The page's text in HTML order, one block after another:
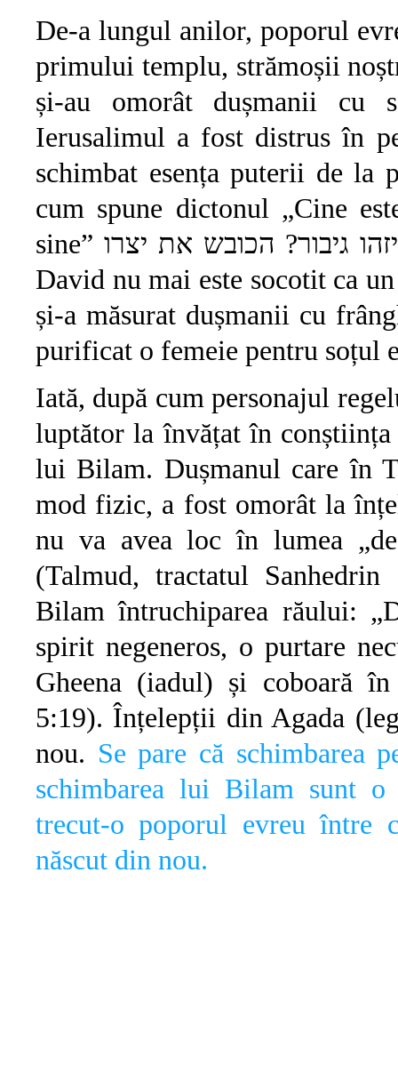
De-a lungul anilor, poporul
primului templu, strămoșii
și-au omorât dușmanii cu
Ierusalimul a fost distrus în
schimbat esența puterii de la
cum spune dictonul „Cine
sine” איזהו גיבור? הכובש את יצרו (Mișna, Avot 4:1). De acum regele
David nu mai este socotit ca
și-a măsurat dușmanii cu
purificat o femeie pentru soțul
Iată, după cum personajul
luptător la învățat în
lui Bilam. Dușmanul care în
mod fizic, a fost omorât la
nu va avea loc în lumea
(Talmud, tractatul
Bilam întruchiparea răului:
spirit negeneros, o purtare
Gheena (iadul) și coboară
5:19). Înțelepții din Agada
nou. Se pare că schimbarea
schimbarea lui Bilam sunt o
trecut-o poporul evreu între
născut din nou.